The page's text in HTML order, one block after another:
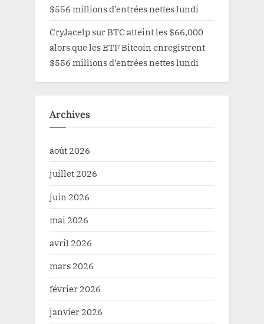
$556 millions d’entrées nettes lundi
CryJacelp surBTC atteint les $66,000
alors que les ETF Bitcoin enregistrent
$556 millions d’entrées nettes lundi
Archives
août 2026
juillet 2026
juin 2026
mai 2026
avril 2026
mars 2026
février 2026
janvier 2026